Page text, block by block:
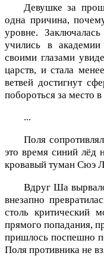
Девушке за
одна причина,
уровне.
учились в
своими глазами
царств, и стала
ветвей достигнут
побороться за место
...
Поля
это время синий лёд
кровавый туман Сюэ
Вдруг Ша
внезапно
столь критический
прямого попадания,
пришлось поспешно
Поля противника не